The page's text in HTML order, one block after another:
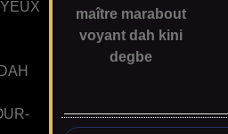
maître marabout
voyant dah kini
degbe